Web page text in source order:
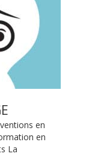
en
en
La